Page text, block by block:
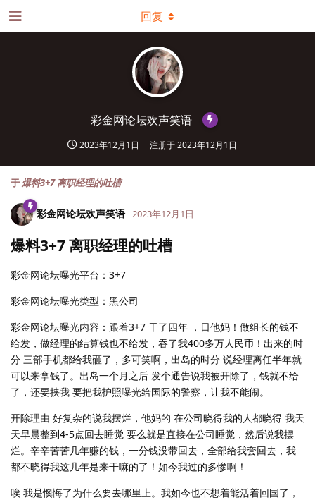
彩金网论坛欢声笑语
2023年12月1日 注册于2023年12月1日
回复
于 爆料3+7 离职经理的吐槽
彩金网论坛欢声笑语 2023年12月1日
爆料3+7 离职经理的吐槽
彩金网论坛曝光平台：3+7
彩金网论坛曝光类型：黑公司
彩金网论坛曝光内容：跟着3+7 干了四年 ，日他妈！做组长的钱不
给发，做经理的结算钱也不给发，吞了我400多万人民币！出来的时
分 三部手机都给我砸了，多可笑啊，出岛的时分 说经理离任半年就
可以来拿钱了。出岛一个月之后 发个通告说我被开除了，钱就不给
了，还要挟我 要把我护照曝光给国际的警察，让我不能闹。
开除理由 好复杂的说我摆烂，他妈的 在公司晓得我的人都晓得 我天
天早晨整到4-5点回去睡觉 要么就是直接在公司睡觉，然后说我摆
烂。辛辛苦苦几年赚的钱，一分钱没带回去，全部给我套回去，我
都不晓得我这几年是来干嘛的了！如今我过的多惨啊！
唉 我是懊悔了为什么要去哪里上。我如今也不想着能活着回国了，